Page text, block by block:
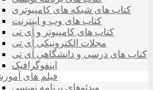
کتاب های شبکه های کامپیوتری
کتاب های وب و اینترنت
کتاب های کامپیوتر و آی تی
مجلات الکترونیکی آی تی
کتاب های درسی و دانشگاهی آی تی
اینفوگرافیک
فیلم های
ویدئوهای برنامه نویسی